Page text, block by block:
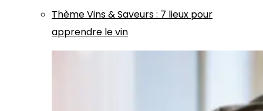
ThèmeVins & Saveurs: 7 lieux pour
apprendre le vin